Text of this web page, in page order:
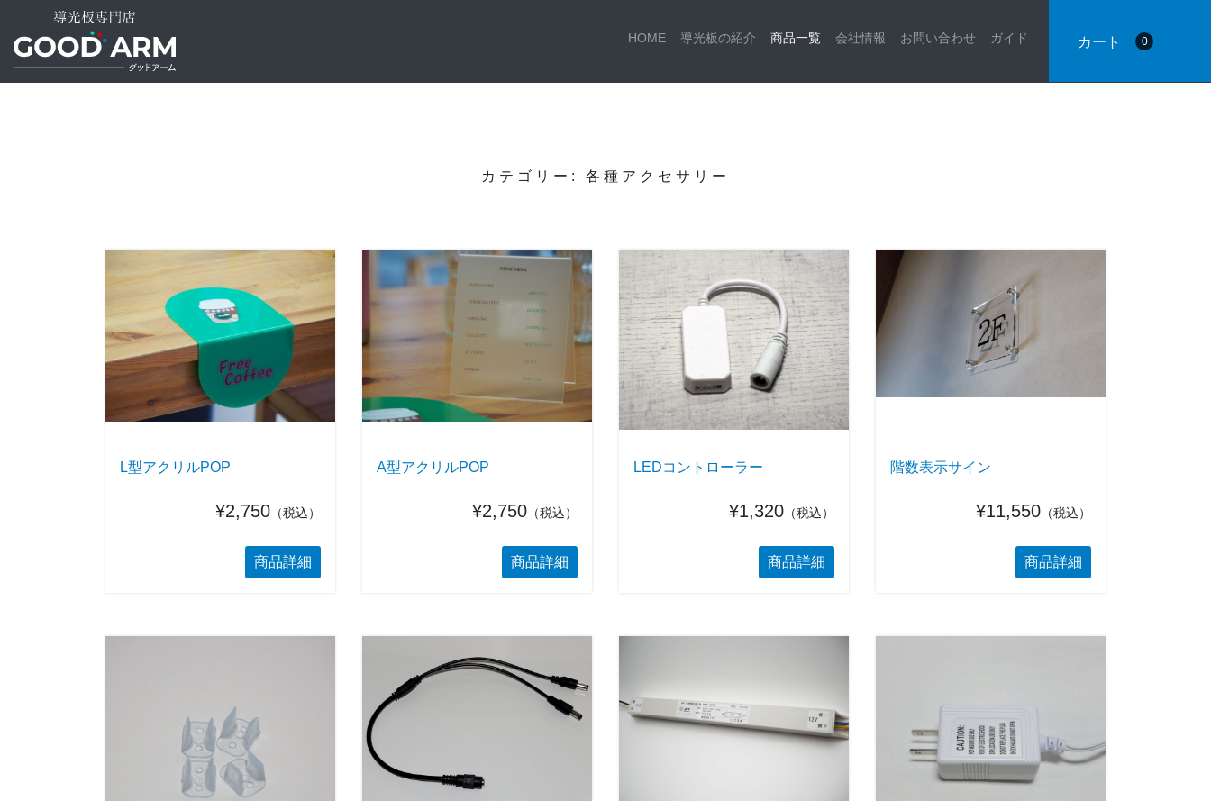
HOME 導光板の紹介 商品一覧 会社情報 お問い合わせ ガイド カート 0
カテゴリー: 各種アクセサリー
L型アクリルPOP
¥2,750 （税込）
商品詳細
A型アクリルPOP
¥2,750 （税込）
商品詳細
LEDコントローラー
¥1,320 （税込）
商品詳細
階数表示サイン
¥11,550 （税込）
商品詳細